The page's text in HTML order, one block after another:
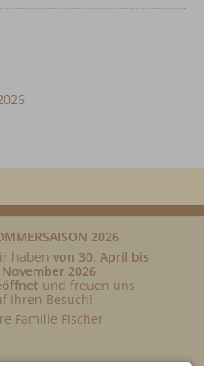
2026
haben von 30. April bis
November 2026
und freuen uns
Ihren Besuch!
Familie Fischer